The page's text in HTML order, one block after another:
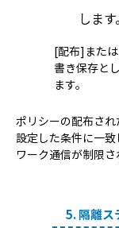
します。
[配布]また
書き保存と
ます。
ポリシーの配布さ
設定した条件に一
ワーク通信が制限さ
5. 隔離ス